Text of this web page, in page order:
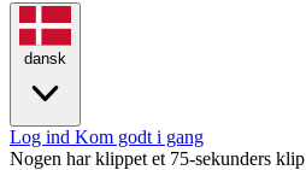
dansk
Log ind Kom godt i gang
Nogen har klippet et 75-sekunders klip